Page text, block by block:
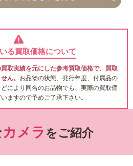
る買取価格について
取実績を元にした参考買取価格で、買取
ん。 お品物の状態、発行年度、付属品の
により同名のお品物でも、実際の買取価
ますので予めご了承下さい。
カメラ をご紹介